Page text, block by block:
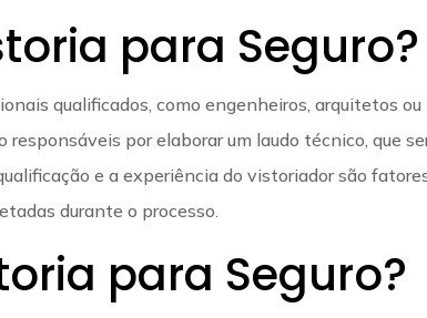
para Seguro?
qualificados, como engenheiros, arquitetos ou
por elaborar um laudo técnico, que
e a experiência do vistoriador são
durante o processo.
para Seguro?